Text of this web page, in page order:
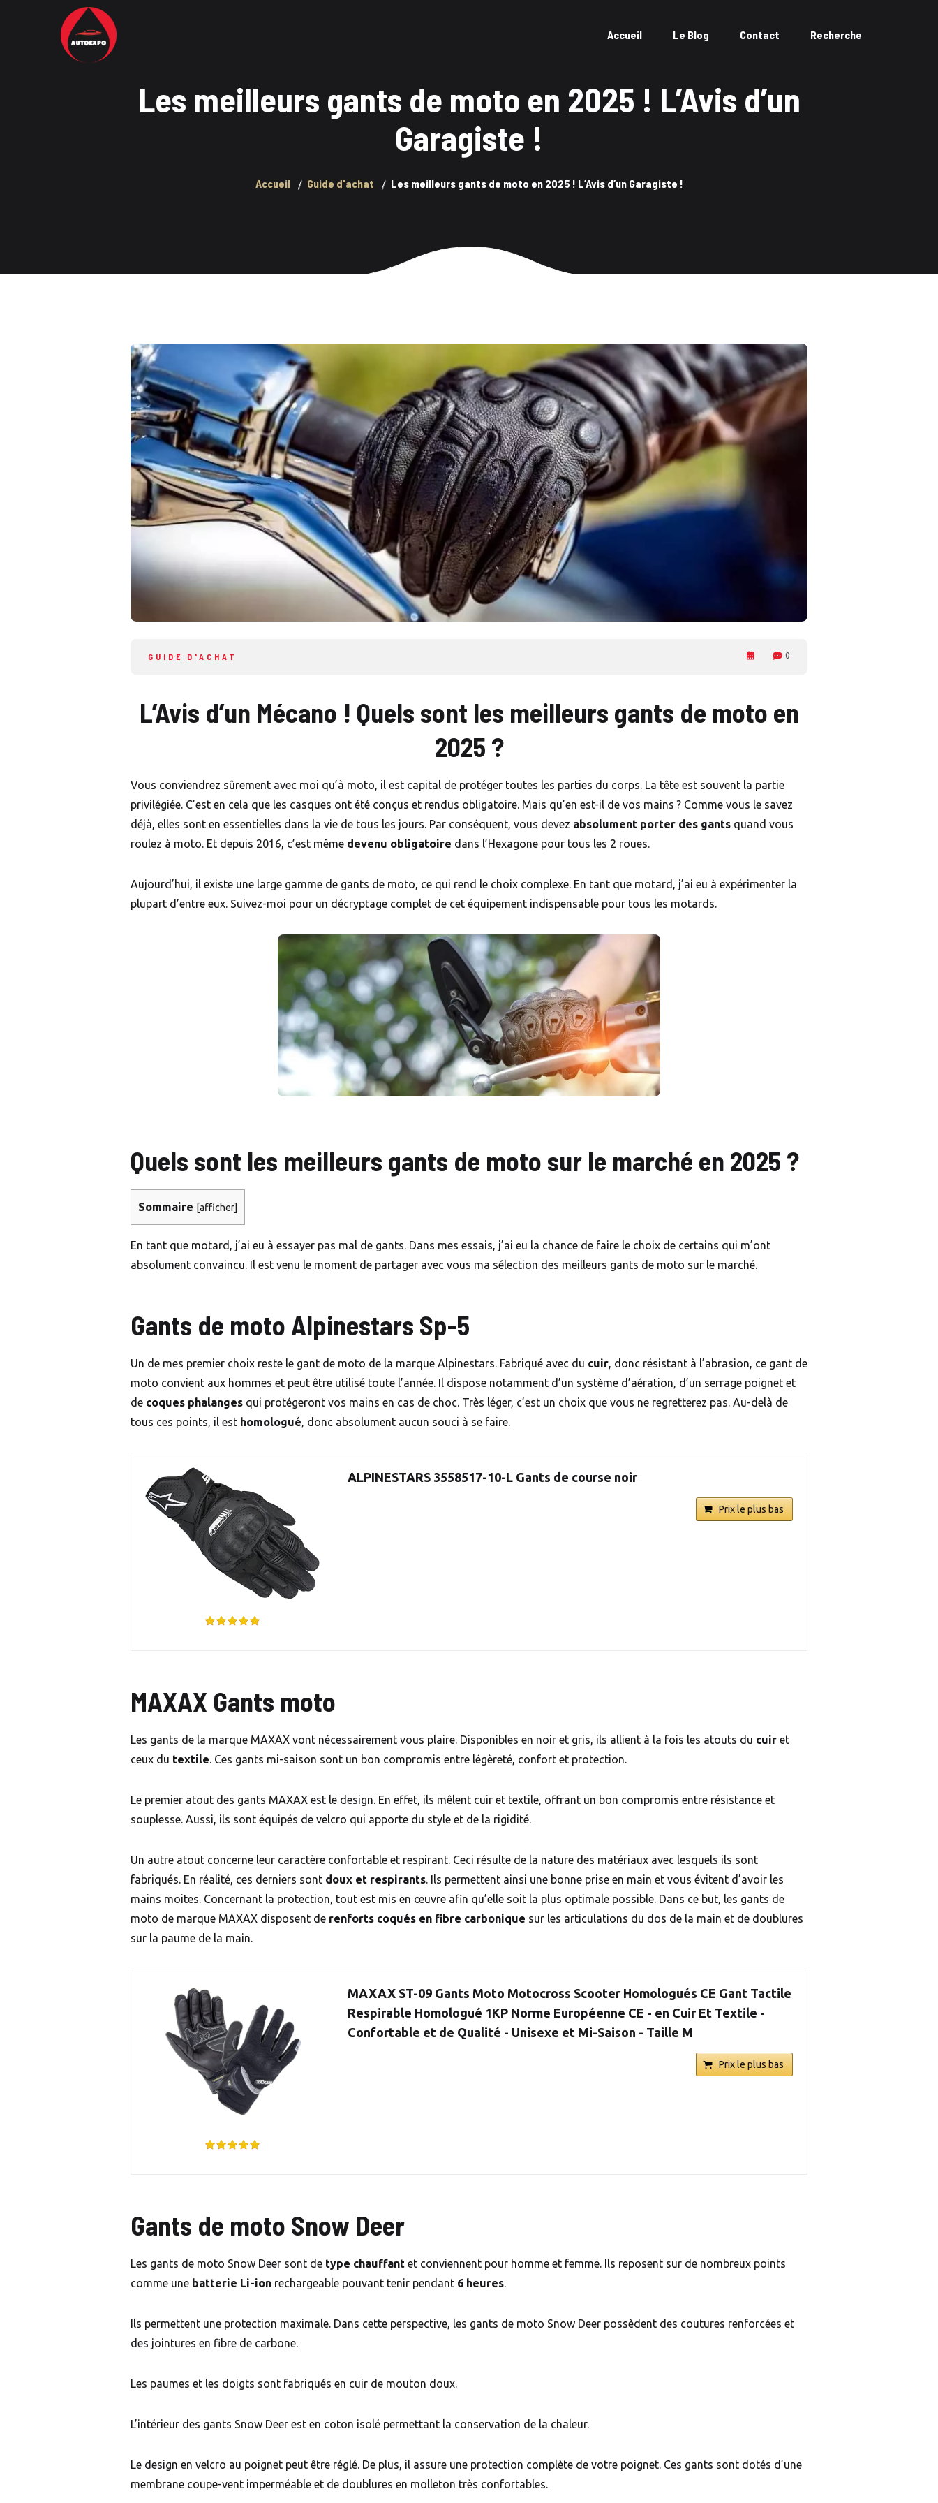
Accueil Le Blog Contact Recherche
Les meilleurs gants de moto en 2025 ! L’Avis d’un
Garagiste !
Accueil Guide d'achat Les meilleurs gants de moto en 2025 ! L’Avis d’un Garagiste !
GUIDE D'ACHAT 0
L’Avis d’un Mécano ! Quels sont les meilleurs gants de moto en
2025 ?
Vous conviendrez sûrement avec moi qu’à moto, il est capital de protéger toutes les parties du corps. La tête est souvent la partie
privilégiée. C’est en cela que les casques ont été conçus et rendus obligatoire. Mais qu’en est-il de vos mains ? Comme vous le savez
déjà, elles sont en essentielles dans la vie de tous les jours. Par conséquent, vous devez absolument porter des gants quand vous
roulez à moto. Et depuis 2016, c’est même devenu obligatoire dans l’Hexagone pour tous les 2 roues.
Aujourd’hui, il existe une large gamme de gants de moto, ce qui rend le choix complexe. En tant que motard, j’ai eu à expérimenter la
plupart d’entre eux. Suivez-moi pour un décryptage complet de cet équipement indispensable pour tous les motards.
Quels sont les meilleurs gants de moto sur le marché en 2025 ?
Sommaire [afficher]
En tant que motard, j’ai eu à essayer pas mal de gants. Dans mes essais, j’ai eu la chance de faire le choix de certains qui m’ont
absolument convaincu. Il est venu le moment de partager avec vous ma sélection des meilleurs gants de moto sur le marché.
Gants de moto Alpinestars Sp-5
Un de mes premier choix reste le gant de moto de la marque Alpinestars. Fabriqué avec du cuir, donc résistant à l’abrasion, ce gant de
moto convient aux hommes et peut être utilisé toute l’année. Il dispose notamment d’un système d’aération, d’un serrage poignet et
de coques phalanges qui protégeront vos mains en cas de choc. Très léger, c’est un choix que vous ne regretterez pas. Au-delà de
tous ces points, il est homologué, donc absolument aucun souci à se faire.
ALPINESTARS 3558517-10-L Gants de course noir
Prix le plus bas
MAXAX Gants moto
Les gants de la marque MAXAX vont nécessairement vous plaire. Disponibles en noir et gris, ils allient à la fois les atouts du cuir et
ceux du textile. Ces gants mi-saison sont un bon compromis entre légèreté, confort et protection.
Le premier atout des gants MAXAX est le design. En effet, ils mêlent cuir et textile, offrant un bon compromis entre résistance et
souplesse. Aussi, ils sont équipés de velcro qui apporte du style et de la rigidité.
Un autre atout concerne leur caractère confortable et respirant. Ceci résulte de la nature des matériaux avec lesquels ils sont
fabriqués. En réalité, ces derniers sont doux et respirants. Ils permettent ainsi une bonne prise en main et vous évitent d’avoir les
mains moites. Concernant la protection, tout est mis en œuvre afin qu’elle soit la plus optimale possible. Dans ce but, les gants de
moto de marque MAXAX disposent de renforts coqués en fibre carbonique sur les articulations du dos de la main et de doublures
sur la paume de la main.
MAXAX ST-09 Gants Moto Motocross Scooter Homologués CE Gant Tactile
Respirable Homologué 1KP Norme Européenne CE - en Cuir Et Textile -
Confortable et de Qualité - Unisexe et Mi-Saison - Taille M
Prix le plus bas
Gants de moto Snow Deer
Les gants de moto Snow Deer sont de type chauffant et conviennent pour homme et femme. Ils reposent sur de nombreux points
comme une batterie Li-ion rechargeable pouvant tenir pendant 6 heures.
Ils permettent une protection maximale. Dans cette perspective, les gants de moto Snow Deer possèdent des coutures renforcées et
des jointures en fibre de carbone.
Les paumes et les doigts sont fabriqués en cuir de mouton doux.
L’intérieur des gants Snow Deer est en coton isolé permettant la conservation de la chaleur.
Le design en velcro au poignet peut être réglé. De plus, il assure une protection complète de votre poignet. Ces gants sont dotés d’une
membrane coupe-vent imperméable et de doublures en molleton très confortables.